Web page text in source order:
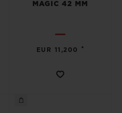
MAGIC 42 MM
EUR 11,200 •